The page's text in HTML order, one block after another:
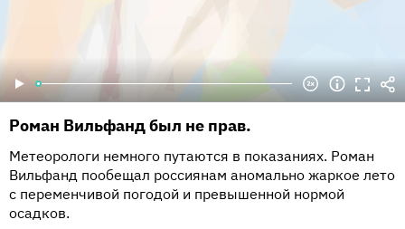
Роман Вильфанд был не прав.
Метеорологи немного путаются в показаниях. Роман
Вильфанд пообещал россиянам аномально жаркое лето
с переменчивой погодой и превышенной нормой
осадков.